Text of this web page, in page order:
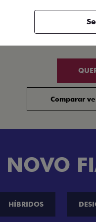
+ VER MAIS ITENS
Comparar
HÍBRIDOS